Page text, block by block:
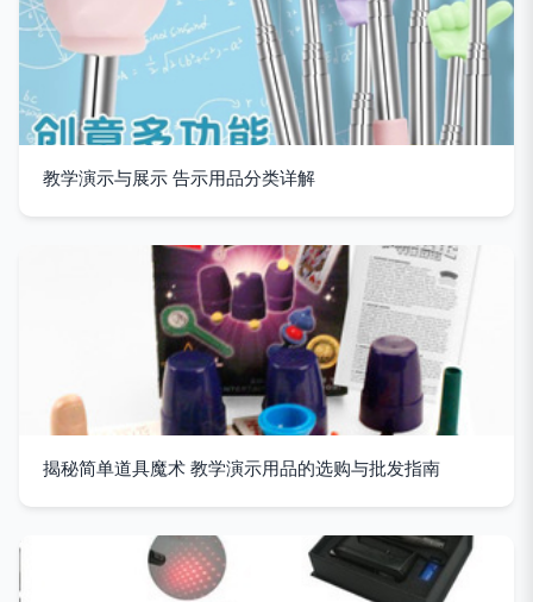
教学演示与展示 告示用品分类详解
揭秘简单道具魔术 教学演示用品的选购与批发指南